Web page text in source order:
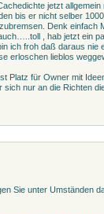
jetzt
bis er nicht selber
Denk einfach
, hab jetzt ein
ich froh daß daraus nie
erloschen lieblos
Platz für Owner mit
nur an die Richten
Sie unter Umständen